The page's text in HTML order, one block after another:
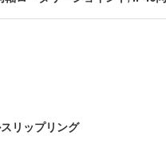
リップリング